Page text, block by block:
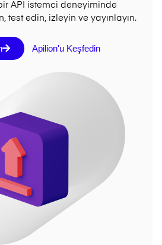
API istemci deneyiminde
test edin, izleyin ve yayınlayın.
Apilion'u Keşfedin